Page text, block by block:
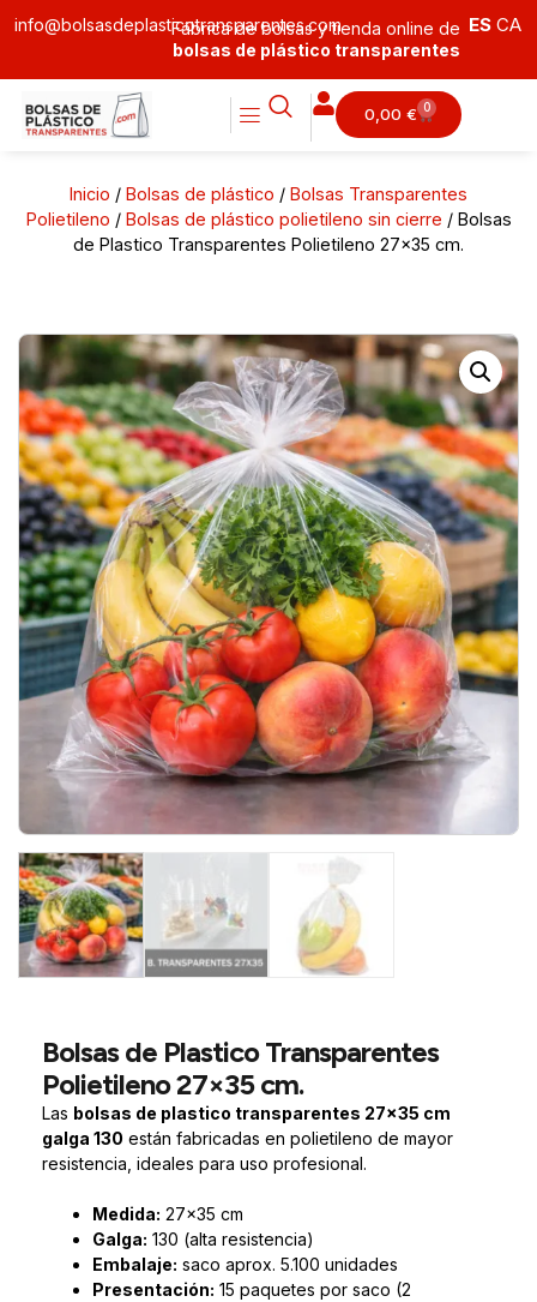
info@bolsasdeplasticotransparentes.com
Fábrica de bolsas y tienda online de
bolsas de plástico transparentes
ES CA
0,00 € 0
Inicio / Bolsas de plástico / Bolsas Transparentes
Polietileno / Bolsas de plástico polietileno sin cierre / Bolsas
de Plastico Transparentes Polietileno 27×35 cm.
Bolsas de Plastico Transparentes
Polietileno 27×35 cm.
Las bolsas de plastico transparentes 27×35 cm
galga 130 están fabricadas en polietileno de mayor
resistencia, ideales para uso profesional.
Medida: 27×35 cm
Galga: 130 (alta resistencia)
Embalaje: saco aprox. 5.100 unidades
Presentación: 15 paquetes por saco (2